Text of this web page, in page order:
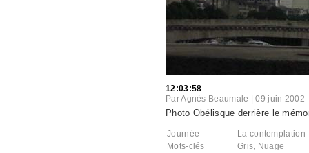
12:03:58
ParAgnès Beaumale |09 juin 2002
Photo Obélisque derrière le
Journée
La contemplation
Mots-clés
Gris, Nuage